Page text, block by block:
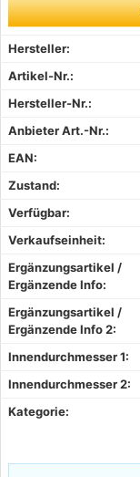
Hersteller:
Artikel-Nr.:
Hersteller-Nr.:
Anbieter Art.-Nr.:
EAN:
Zustand:
Verfügbar:
Verkaufseinheit:
Ergänzungsartikel /
Ergänzende Info:
Ergänzungsartikel /
Ergänzende Info 2:
Innendurchmesser 1:
Innendurchmesser 2:
Kategorie: